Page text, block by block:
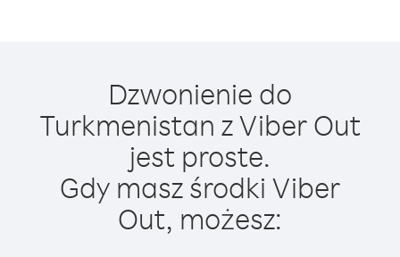
Dzwonienie do
Turkmenistan z Viber Out
jest proste.
Gdy masz środki Viber
Out, możesz: